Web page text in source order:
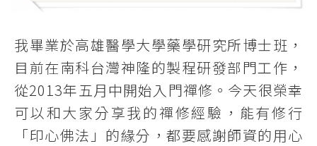
我畢業於高雄醫學大學藥學研究所博士班，
目前在南科台灣神隆的製程研發部門工作，
從2013年五月中開始入門禪修。今天很榮幸
可以和大家分享我的禪修經驗，能有修行
「印心佛法」的緣分，都要感謝師資的用心